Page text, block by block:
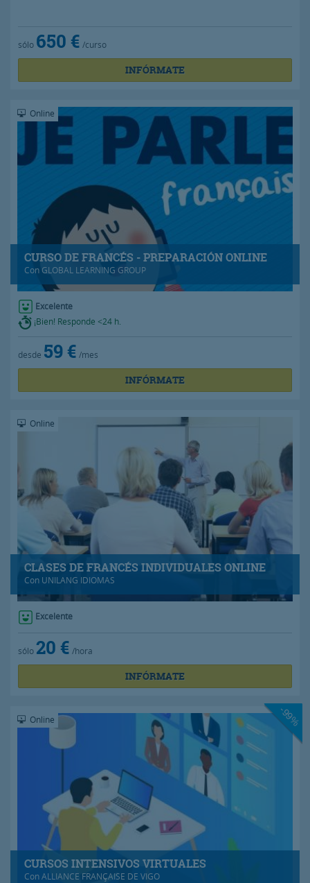
sólo 650 € /curso
INFÓRMATE
CURSO DE FRANCÉS - PREPARACIÓN ONLINE
ConGLOBAL LEARNING GROUP
Online
Excelente
¡Bien! Responde <24 h.
desde 59 € /mes
INFÓRMATE
CLASES DE FRANCÉS INDIVIDUALES ONLINE
Con UNILANG IDIOMAS
Online
Excelente
sólo20 € /hora
INFÓRMATE
CURSOS INTENSIVOS VIRTUALES
ConALLIANCE FRANÇAISE DE VIGO
Online -99%